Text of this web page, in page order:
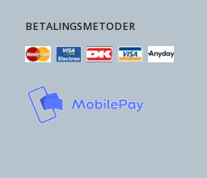
BETALINGSMETODER